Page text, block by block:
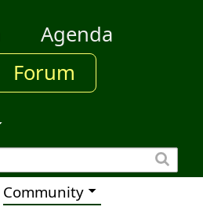
Agenda
Forum
Community